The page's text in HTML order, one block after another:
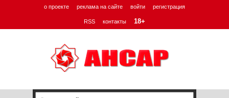
о проекте реклама на сайте войти регистрация
RSS контакты 18+